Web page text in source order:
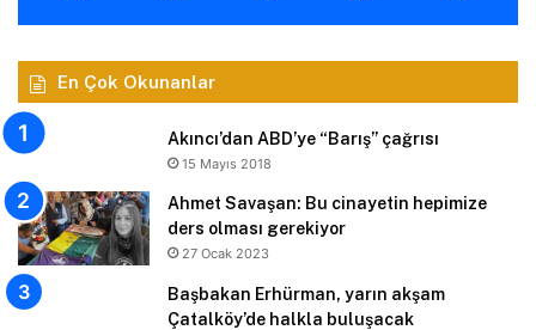
En Çok Okunanlar
Akıncı’dan ABD’ye “Barış” çağrısı
15 Mayıs 2018
Ahmet Savaşan: Bu cinayetin hepimize
ders olması gerekiyor
27 Ocak 2023
Başbakan Erhürman, yarın akşam
Çatalköy’de halkla buluşacak